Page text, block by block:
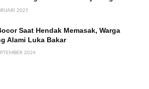
2025
Saat Hendak Memasak, Warga
Alami Luka Bakar
2024